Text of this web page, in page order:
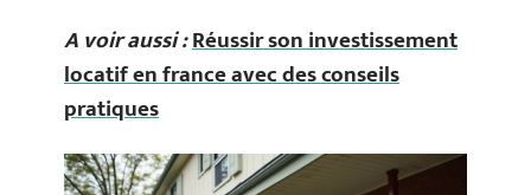
A voir aussi :Réussir son investissement
locatif en france avec des conseils
pratiques